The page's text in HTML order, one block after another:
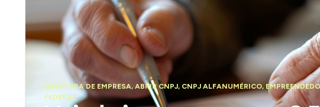
ABERTURA DE EMPRESA,ABRIR CNPJ, CNPJ ALFANUMÉRICO,
FEDERAL